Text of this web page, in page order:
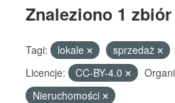
Znaleziono 1 zbiór
Tagi: lokale sprzedaż
Licencje:
CC-BY-4.0
Nieruchomości